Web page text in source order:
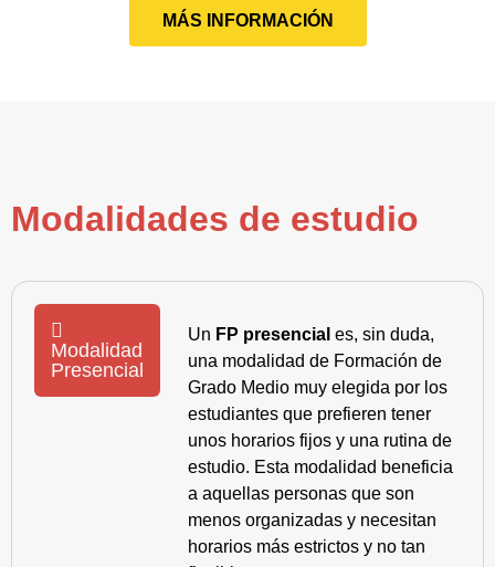
MÁS INFORMACIÓN
Modalidades de estudio
Modalidad
Presencial
Un FP presencial es, sin duda,
una modalidad de Formación de
Grado Medio muy elegida por los
estudiantes que prefieren tener
unos horarios fijos y una rutina de
estudio. Esta modalidad beneficia
a aquellas personas que son
menos organizadas y necesitan
horarios más estrictos y no tan